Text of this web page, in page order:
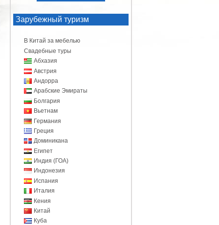
Зарубежный туризм
В Китай за мебелью
Свадебные туры
Абхазия
Австрия
Андорра
Арабские Эмираты
Болгария
Вьетнам
Германия
Греция
Доминикана
Египет
Индия (ГОА)
Индонезия
Испания
Италия
Кения
Китай
Куба